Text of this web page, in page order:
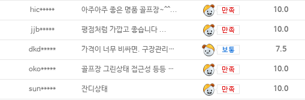
hic***** 아주아주 좋은 명품 골프장~^^... 10.0
jjb***** 평점처럼 가깝고 좋습니다 ... 10.0
dkd***** 가격이 너무 비싸면. 구장관리는 가격 대비 7.5
oko***** 골프장 그린상태 접근성 등등 좋습니다... 10.0
sun***** 잔디상태 10.0